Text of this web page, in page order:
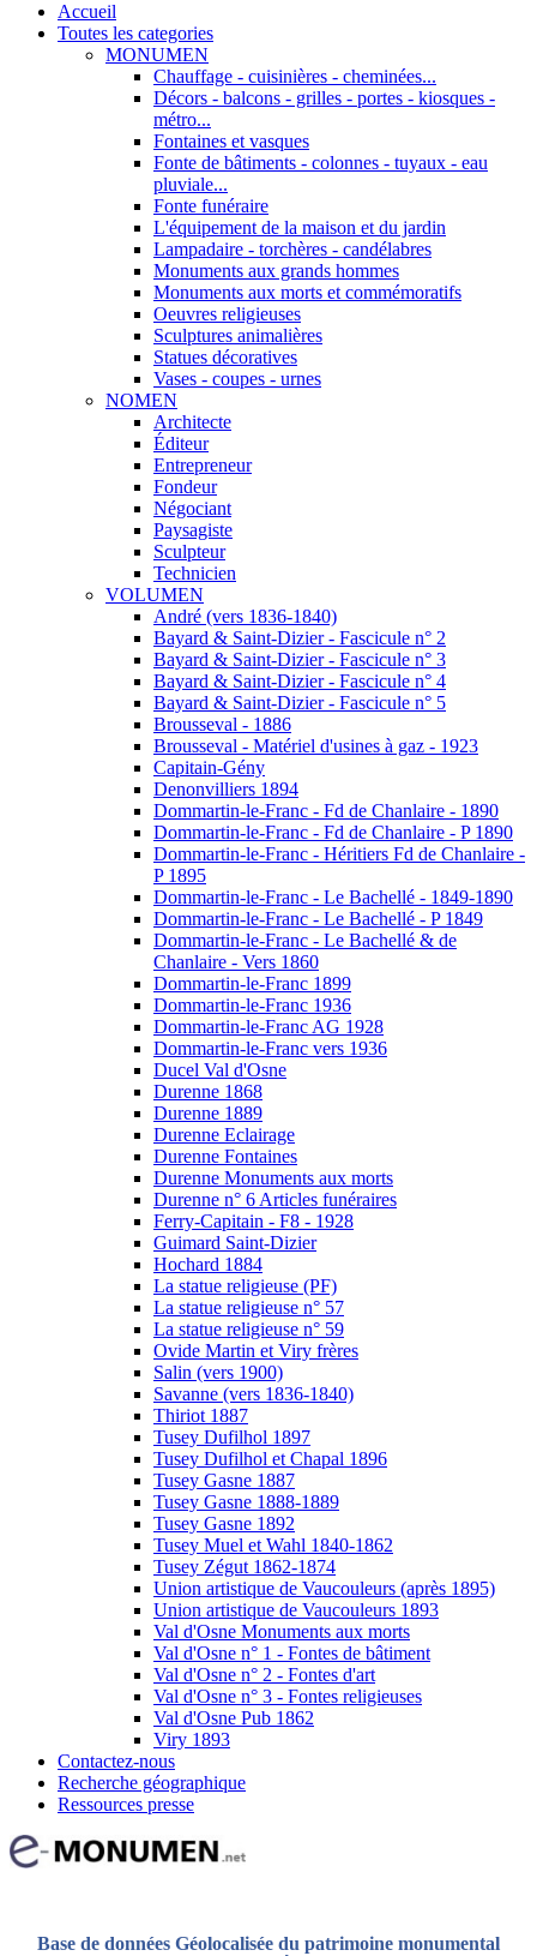
Accueil
Toutes les categories
MONUMEN
Chauffage - cuisinières - cheminées...
Décors - balcons - grilles - portes - kiosques -
métro...
Fontaines et vasques
Fonte de bâtiments - colonnes - tuyaux - eau
pluviale...
Fonte funéraire
L'équipement de la maison et du jardin
Lampadaire - torchères - candélabres
Monuments aux grands hommes
Monuments aux morts et commémoratifs
Oeuvres religieuses
Sculptures animalières
Statues décoratives
Vases - coupes - urnes
NOMEN
Architecte
Éditeur
Entrepreneur
Fondeur
Négociant
Paysagiste
Sculpteur
Technicien
VOLUMEN
André (vers 1836-1840)
Bayard & Saint-Dizier - Fascicule n° 2
Bayard & Saint-Dizier - Fascicule n° 3
Bayard & Saint-Dizier - Fascicule n° 4
Bayard & Saint-Dizier - Fascicule n° 5
Brousseval - 1886
Brousseval - Matériel d'usines à gaz - 1923
Capitain-Gény
Denonvilliers 1894
Dommartin-le-Franc - Fd de Chanlaire - 1890
Dommartin-le-Franc - Fd de Chanlaire - P 1890
Dommartin-le-Franc - Héritiers Fd de Chanlaire -
P 1895
Dommartin-le-Franc - Le Bachellé - 1849-1890
Dommartin-le-Franc - Le Bachellé - P 1849
Dommartin-le-Franc - Le Bachellé & de
Chanlaire - Vers 1860
Dommartin-le-Franc 1899
Dommartin-le-Franc 1936
Dommartin-le-Franc AG 1928
Dommartin-le-Franc vers 1936
Ducel Val d'Osne
Durenne 1868
Durenne 1889
Durenne Eclairage
Durenne Fontaines
Durenne Monuments aux morts
Durenne n° 6 Articles funéraires
Ferry-Capitain - F8 - 1928
Guimard Saint-Dizier
Hochard 1884
La statue religieuse (PF)
La statue religieuse n° 57
La statue religieuse n° 59
Ovide Martin et Viry frères
Salin (vers 1900)
Savanne (vers 1836-1840)
Thiriot 1887
Tusey Dufilhol 1897
Tusey Dufilhol et Chapal 1896
Tusey Gasne 1887
Tusey Gasne 1888-1889
Tusey Gasne 1892
Tusey Muel et Wahl 1840-1862
Tusey Zégut 1862-1874
Union artistique de Vaucouleurs (après 1895)
Union artistique de Vaucouleurs 1893
Val d'Osne Monuments aux morts
Val d'Osne n° 1 - Fontes de bâtiment
Val d'Osne n° 2 - Fontes d'art
Val d'Osne n° 3 - Fontes religieuses
Val d'Osne Pub 1862
Viry 1893
Contactez-nous
Recherche géographique
Ressources presse
Base de données Géolocalisée du patrimoine monumental